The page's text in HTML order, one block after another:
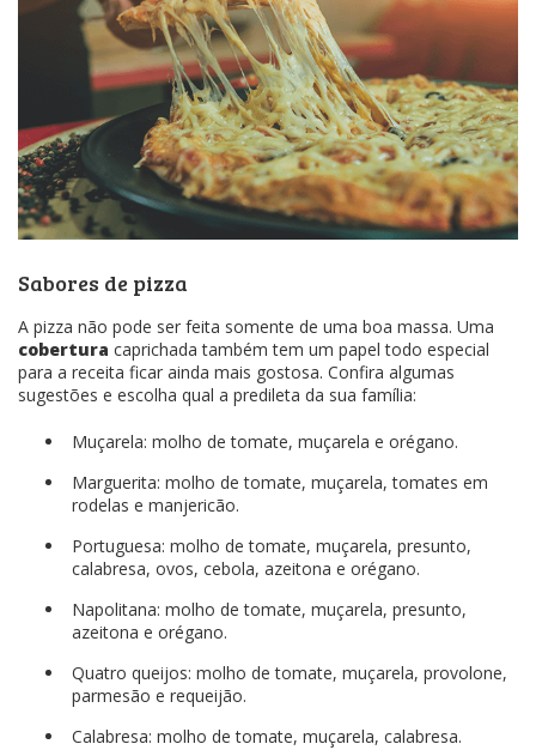
Sabores de pizza
A pizza não pode ser feita somente de uma boa massa. Uma
cobertura caprichada também tem um papel todo especial
para a receita ficar ainda mais gostosa. Confira algumas
sugestões e escolha qual a predileta da sua família:
Muçarela: molho de tomate, muçarela e orégano.
Marguerita: molho de tomate, muçarela, tomates em
rodelas e manjericão.
Portuguesa: molho de tomate, muçarela, presunto,
calabresa, ovos, cebola, azeitona e orégano.
Napolitana: molho de tomate, muçarela, presunto,
azeitona e orégano.
Quatro queijos: molho de tomate, muçarela, provolone,
parmesão e requeijão.
Calabresa: molho de tomate, muçarela, calabresa.